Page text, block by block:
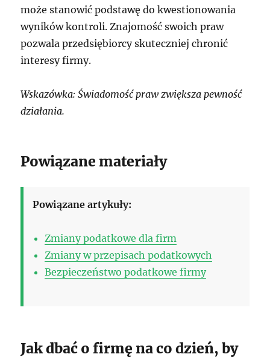
może stanowić podstawę do kwestionowania
wyników kontroli. Znajomość swoich praw
pozwala przedsiębiorcy skuteczniej chronić
interesy firmy.
Wskazówka: Świadomość praw zwiększa pewność
działania.
Powiązane materiały
Powiązane artykuły:
Zmiany podatkowe dla firm
Zmiany w przepisach podatkowych
Bezpieczeństwo podatkowe firmy
Jak dbać o firmę na co dzień, by